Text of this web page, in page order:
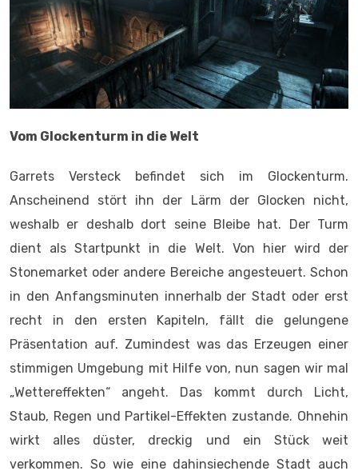
Vom Glockenturm in die Welt
Garrets Versteck befindet sich im Glockenturm.
Anscheinend stört ihn der Lärm der Glocken nicht,
weshalb er deshalb dort seine Bleibe hat. Der Turm
dient als Startpunkt in die Welt. Von hier wird der
Stonemarket oder andere Bereiche angesteuert. Schon
in den Anfangsminuten innerhalb der Stadt oder erst
recht in den ersten Kapiteln, fällt die gelungene
Präsentation auf. Zumindest was das Erzeugen einer
stimmigen Umgebung mit Hilfe von, nun sagen wir mal
„Wettereffekten“ angeht. Das kommt durch Licht,
Staub, Regen und Partikel-Effekten zustande. Ohnehin
wirkt alles düster, dreckig und ein Stück weit
verkommen. So wie eine dahinsiechende Stadt auch